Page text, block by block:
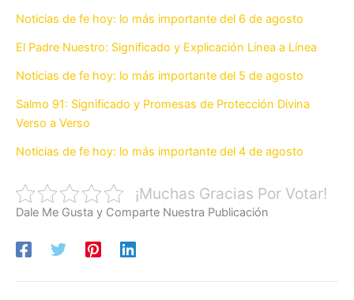
Noticias de fe hoy: lo más importante del 6 de agosto
El Padre Nuestro: Significado y Explicación Línea a Línea
Noticias de fe hoy: lo más importante del 5 de agosto
Salmo 91: Significado y Promesas de Protección Divina
Verso a Verso
Noticias de fe hoy: lo más importante del 4 de agosto
¡Muchas Gracias Por Votar!
Dale Me Gusta y Comparte Nuestra Publicación